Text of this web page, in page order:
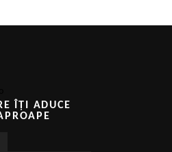
ÎȚI ADUCE